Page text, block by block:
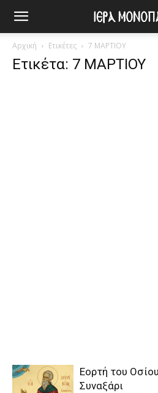
Αρχική Ετικέτες 7 ΜΑΡΤΙΟΥ
Ετικέτα: 7 ΜΑΡΤΙΟΥ
Εορτή του
Συναξάρι